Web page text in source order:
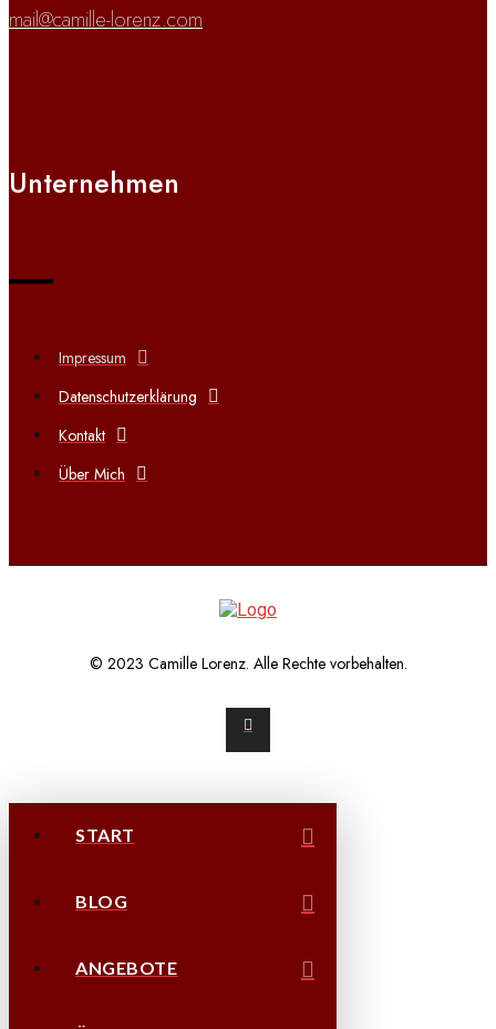
mail@camille-lorenz.com
Unternehmen
Impressum
Datenschutzerklärung
Kontakt
Über Mich
© 2023 Camille Lorenz. Alle Rechte vorbehalten.
START
BLOG
ANGEBOTE